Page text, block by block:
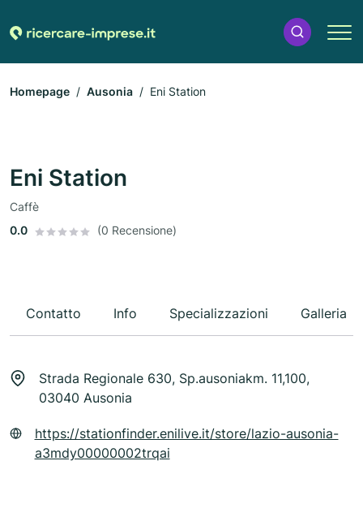
Homepage Ausonia Eni Station
Eni Station
Caffè
0.0
(0 Recensione)
Contatto Info Specializzazioni Galleria
Strada Regionale 630, Sp.ausoniakm. 11,100,
03040 Ausonia
https://stationfinder.enilive.it/store/lazio-ausonia-
a3mdy00000002trqai